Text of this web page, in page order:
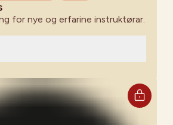
for nye og erfarine instruktørar.